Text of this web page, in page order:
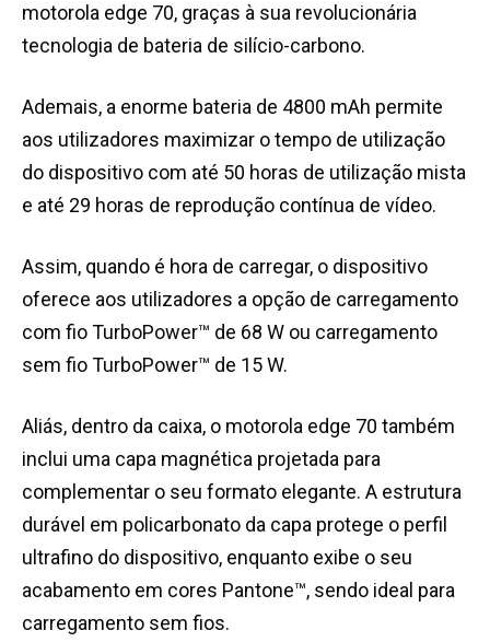
motorola edge 70, graças à sua revolucionária
tecnologia de bateria de silício-carbono.
Ademais, a enorme bateria de 4800 mAh permite
aos utilizadores maximizar o tempo de utilização
do dispositivo com até 50 horas de utilização mista
e até 29 horas de reprodução contínua de vídeo.
Assim, quando é hora de carregar, o dispositivo
oferece aos utilizadores a opção de carregamento
com fio TurboPower™ de 68 W ou carregamento
sem fio TurboPower™ de 15 W.
Aliás, dentro da caixa, o motorola edge 70 também
inclui uma capa magnética projetada para
complementar o seu formato elegante. A estrutura
durável em policarbonato da capa protege o perfil
ultrafino do dispositivo, enquanto exibe o seu
acabamento em cores Pantone™, sendo ideal para
carregamento sem fios.